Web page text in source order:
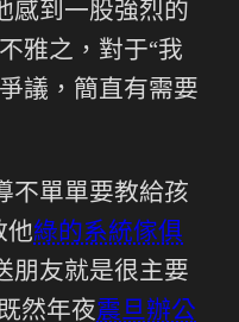
感到一股強烈的
雅之，對于“我
議，簡直有需要
不單單要教給孩
他綠的系統傢俱
朋友就是很主要
然年夜震旦辦公